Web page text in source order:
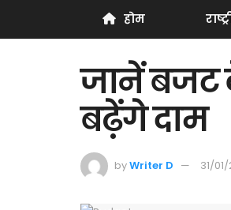
होम
जानें बजट
बढ़ेंगे दाम
byWriter D 31/